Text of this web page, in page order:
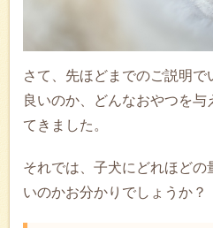
さて、先ほどまでのご説明で
良いのか、どんなおやつを与
てきました。
それでは、子犬にどれほどの
いのかお分かりでしょうか？